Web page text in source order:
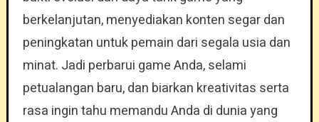
berkelanjutan, menyediakan konten segar dan
peningkatan untuk pemain dari segala usia dan
minat. Jadi perbarui game Anda, selami
petualangan baru, dan biarkan kreativitas serta
rasa ingin tahu memandu Anda di dunia yang